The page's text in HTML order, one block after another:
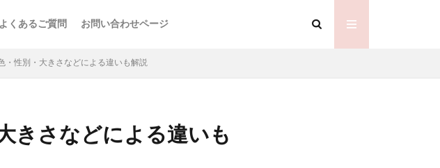
よくあるご質問 お問い合わせページ
・性別・大きさなどによる違いも解説
きさなどによる違いも